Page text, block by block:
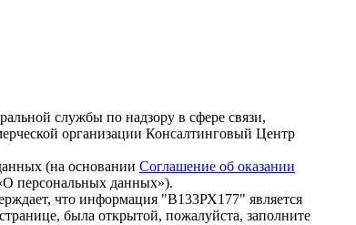
службы по надзору в сфере связи,
организации Консалтинговый Центр
(на основании Соглашение об оказании
персональных данных»).
что информация "В133РХ177" является
была открытой, пожалуйста, заполните